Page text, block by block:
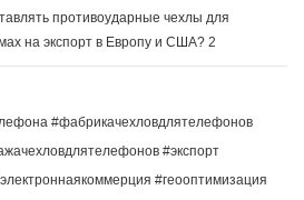
#фабрикачехловдлятелефонов
#экспорт
#геооптимизация